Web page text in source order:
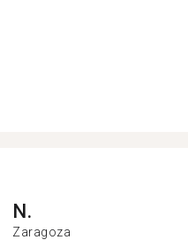
N.
Zaragoza